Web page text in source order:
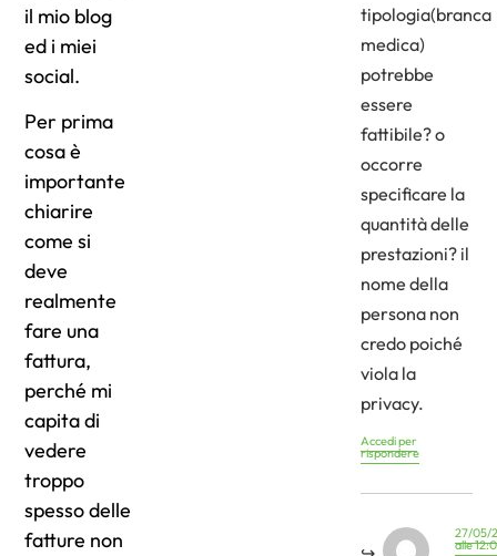
il mio blog
ed i miei
social.
Per prima
cosa è
importante
chiarire
come si
deve
realmente
fare una
fattura,
perché mi
capita di
vedere
troppo
spesso delle
fatture non
tipologia(branca
medica)
potrebbe
essere
fattibile? o
occorre
specificare la
quantità delle
prestazioni? il
nome della
persona non
credo poiché
viola la
privacy.
Accedi per
rispondere
27/05/
alle